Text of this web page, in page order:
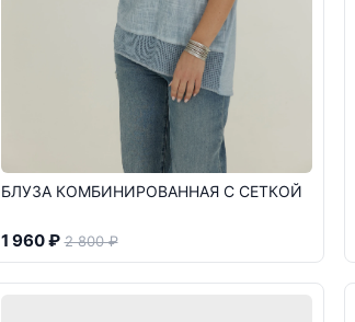
БЛУЗА КОМБИНИРОВАННАЯ С СЕТКОЙ
1 960 ₽ 2 800 ₽